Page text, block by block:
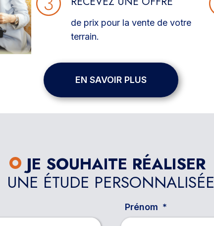
de prix pour la vente de votre
terrain.
EN SAVOIR PLUS
JE SOUHAITE RÉALISER
UNE ÉTUDE PERSONNALISÉE
Prénom